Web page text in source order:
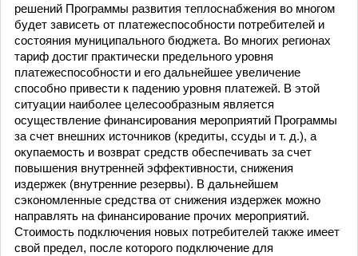
решений Программы развития теплоснабжения во многом
будет зависеть от платежеспособности потребителей и
состояния муниципального бюджета. Во многих регионах
тариф достиг практически предельного уровня
платежеспособности и его дальнейшее увеличение
способно привести к падению уровня платежей. В этой
ситуации наиболее целесообразным является
осуществление финансирования мероприятий Программы
за счет внешних источников (кредиты, ссуды и т. д.), а
окупаемость и возврат средств обеспечивать за счет
повышения внутренней эффективности, снижения
издержек (внутренние резервы). В дальнейшем
сэкономленные средства от снижения издержек можно
направлять на финансирование прочих мероприятий.
Стоимость подключения новых потребителей также имеет
свой предел, после которого подключение для